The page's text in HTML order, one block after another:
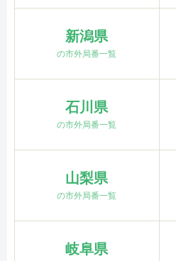
新潟県
の市外局番一覧
石川県
の市外局番一覧
山梨県
の市外局番一覧
岐阜県